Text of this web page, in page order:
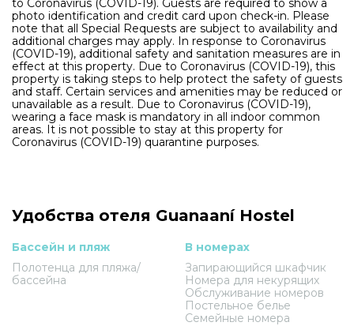
to Coronavirus (COVID-19). Guests are required to show a
photo identification and credit card upon check-in. Please
note that all Special Requests are subject to availability and
additional charges may apply. In response to Coronavirus
(COVID-19), additional safety and sanitation measures are in
effect at this property. Due to Coronavirus (COVID-19), this
property is taking steps to help protect the safety of guests
and staff. Certain services and amenities may be reduced or
unavailable as a result. Due to Coronavirus (COVID-19),
wearing a face mask is mandatory in all indoor common
areas. It is not possible to stay at this property for
Coronavirus (COVID-19) quarantine purposes.
Удобства отеля Guanaaní Hostel
Бассейн и пляж
Полотенца для пляжа/
бассейна
В номерах
Запирающийся шкафчик
Номера для некурящих
Обслуживание номеров
Постельное белье
Семейные номера